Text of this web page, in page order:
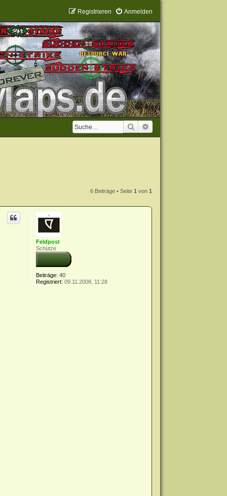
Anmelden
Registrieren
Suche
6 Beiträge • Seite1 von1
Feldpost
Schütze
Beiträge: 40
Registriert: 09.11.2008, 11:28